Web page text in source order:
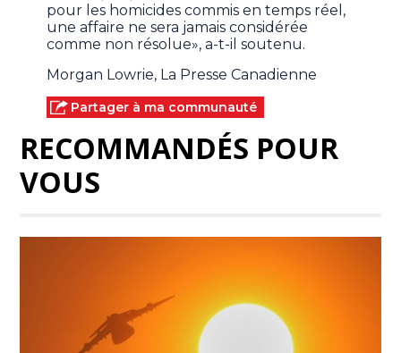
pour les homicides commis en temps réel,
une affaire ne sera jamais considérée
comme non résolue», a-t-il soutenu.
Morgan Lowrie, La Presse Canadienne
Partager à ma communauté
RECOMMANDÉS POUR
VOUS